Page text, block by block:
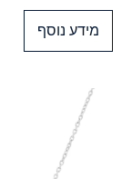
מידע נוסף